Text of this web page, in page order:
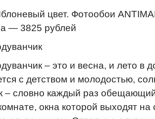
цвет. Фотообои
— 3825 рублей
– это и весна, и лето в
с детством и молодостью,
– словно каждый раз
окна которой выходят на